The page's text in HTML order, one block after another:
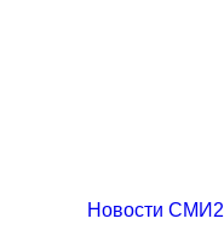
Новости СМИ2